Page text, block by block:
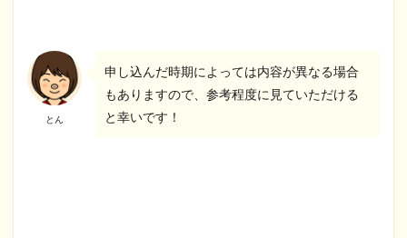
とん
申し込んだ時期によっては内容が異なる場合
もありますので、参考程度に見ていただける
と幸いです！